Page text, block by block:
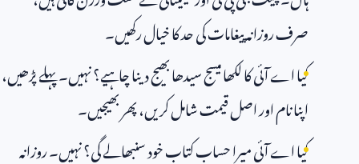
صرف روزانہ پیغامات کی حد کا خیال رکھیں۔
کیا اے آئی کا لکھا میسج سیدھا بھیج دینا چاہیے؟ نہیں۔ پہلے پڑھیں،
اپنا نام اور اصل قیمت شامل کریں، پھر بھیجیں۔
کیا اے آئی میرا حساب کتاب خود سنبھالے گی؟ نہیں۔ روزانہ